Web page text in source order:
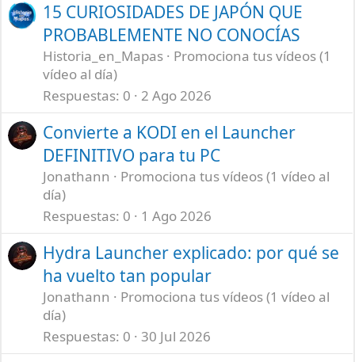
15 CURIOSIDADES DE JAPÓN QUE
PROBABLEMENTE NO CONOCÍAS
Historia_en_Mapas
Promociona tus vídeos (1
vídeo al día)
Respuestas 0 2 Ago 2026
Convierte a KODI en el Launcher
DEFINITIVO para tu PC
Jonathann
Promociona tus vídeos (1 vídeo al
día)
Respuestas 0 1 Ago 2026
Hydra Launcher explicado: por qué se
ha vuelto tan popular
Jonathann
Promociona tus vídeos (1 vídeo al
día)
Respuestas 0 30 Jul 2026